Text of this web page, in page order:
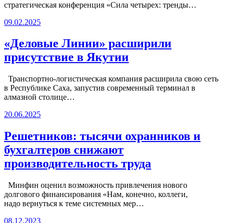
стратегическая конференция «Сила четырех: тренды…
09.02.2025
«Деловые Линии» расширили
присутствие в Якутии
Транспортно-логистическая компания расширила свою сеть
в Республике Саха, запустив современный терминал в
алмазной столице…
20.06.2025
Решетников: тысячи охранников и
бухгалтеров снижают
производительность труда
Минфин оценил возможность привлечения нового
долгового финансирования «Нам, конечно, коллеги,
надо вернуться к теме системных мер…
08.12.2023